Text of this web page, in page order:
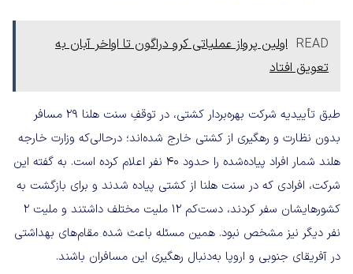
READ اولین پرواز عملیاتی کرو دراگون تا اواخر آبان به
تعویق افتاد
طبق تأییدیه شرکت بهره‌بردار کشتی، در توقفِ سنت هلنا ۲۹ مسافر
بدون نظارت و رهگیری از کشتی خارج شده‌اند؛ درحالی‌که وزارت خارجه
هلند شمار افراد پیاده‌شده را حدود ۴۰ نفر اعلام کرده است. به گفته این
شرکت، افرادی که در سنت هلنا از کشتی پیاده شدند و برای بازگشت به
کشورهایشان سفر کردند، دست‌کم ۱۲ ملیت مختلف داشتند و ملیت ۲
نفر دیگر نیز مشخص نبود. همین مسئله باعث شده مقام‌های بهداشتی
در آفریقای جنوبی و اروپا به‌دنبال رهگیری این مسافران باشند.